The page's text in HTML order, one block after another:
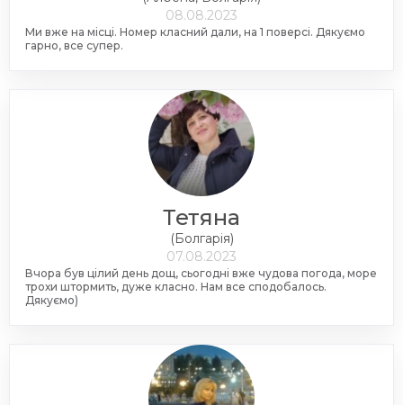
08.08.2023
Ми вже на місці. Номер класний дали, на 1 поверсі. Дякуємо
гарно, все супер.
Тетяна
(Болгарія)
07.08.2023
Вчора був цілий день дощ, сьогодні вже чудова погода, море
трохи штормить, дуже класно. Нам все сподобалось.
Дякуємо)